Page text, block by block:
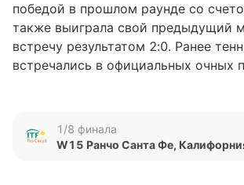
победой в прошлом раунде со
также выиграла свой предыдущий
встречу результатом 2:0. Ранее
встречались в официальных очных
Обновлено:1/8 финала
W15 Ранчо Санта Фе,